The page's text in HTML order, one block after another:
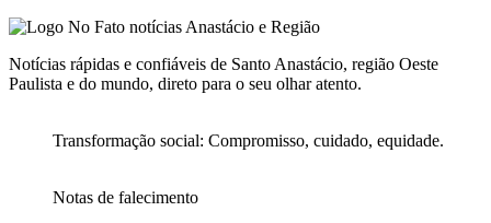
Notícias rápidas e confiáveis de Santo Anastácio, região Oeste
Paulista e do mundo, direto para o seu olhar atento.
Transformação social: Compromisso, cuidado, equidade.
Notas de falecimento